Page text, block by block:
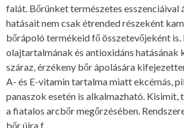
falát. Bőrünket természetes esszenciáival
hatásait nem csak étrended részeként
bőrápoló termékeid fő összetevőjeként is.
olajtartalmának és antioxidáns hatásának
száraz, érzékeny bőr ápolására
A- és E-vitamin tartalma miatt ekcémás,
panaszok esetén is alkalmazható. Kisimít,
a fiatalos arcbőr megőrzésében.
bőr újra f...